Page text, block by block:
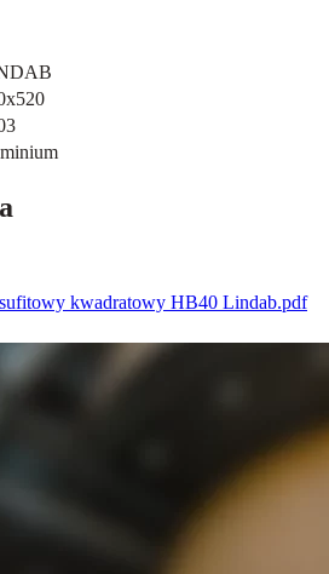
kwadratowy HB40 Lindab.pdf